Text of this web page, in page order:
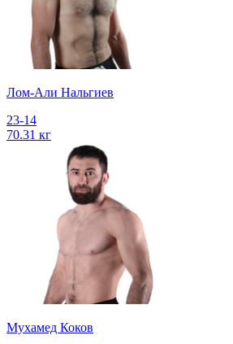
Лом-Али Нальгиев
23-14
70.31 кг
Мухамед Коков